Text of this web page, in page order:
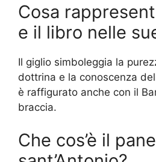
Cosa
e il libro nelle
Il giglio simboleggia la
dottrina e la conoscenza
è raffigurato anche con il
braccia.
Che cos’è il